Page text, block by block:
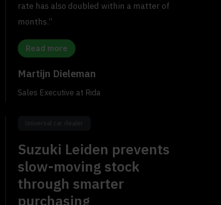
rate has also doubled within a matter of
months.”
Read more
Martijn Dieleman
Sales Executive at Rida
Universal car dealer
Suzuki Leiden prevents
slow-moving stock
through smarter
purchasing